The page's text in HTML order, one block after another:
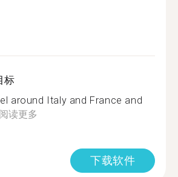
标
around Italy and France and
阅读更多
下载软件